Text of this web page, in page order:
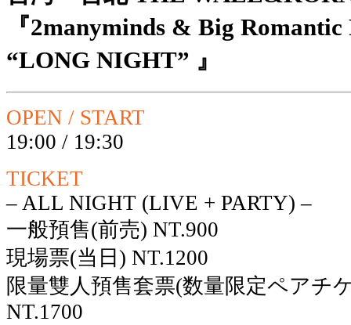
『2manyminds & Big Romantic
“LONG NIGHT” 』
OPEN / START
19:00 / 19:30
TICKET
– ALL NIGHT (LIVE + PARTY) –
一般預售(前売) NT.900
現場票(当日) NT.1200
限量雙人預售套票(数量限定ペアチ
NT.1700